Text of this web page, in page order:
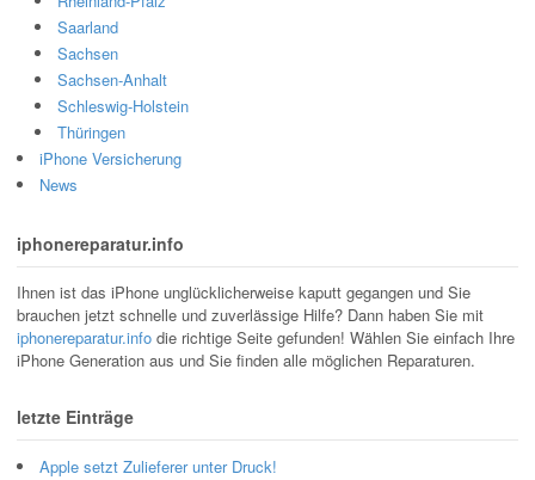
Saarland
Sachsen
Sachsen-Anhalt
Schleswig-Holstein
Thüringen
iPhone Versicherung
News
iphonereparatur.info
Ihnen ist das iPhone unglücklicherweise kaputt gegangen und Sie
brauchen jetzt schnelle und zuverlässige Hilfe? Dann haben Sie mit
iphonereparatur.info die richtige Seite gefunden! Wählen Sie einfach Ihre
iPhone Generation aus und Sie finden alle möglichen Reparaturen.
letzte Einträge
Apple setzt Zulieferer unter Druck!